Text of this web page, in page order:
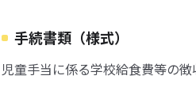
手続書類（様式）
児童手当に係る学校給食費等の